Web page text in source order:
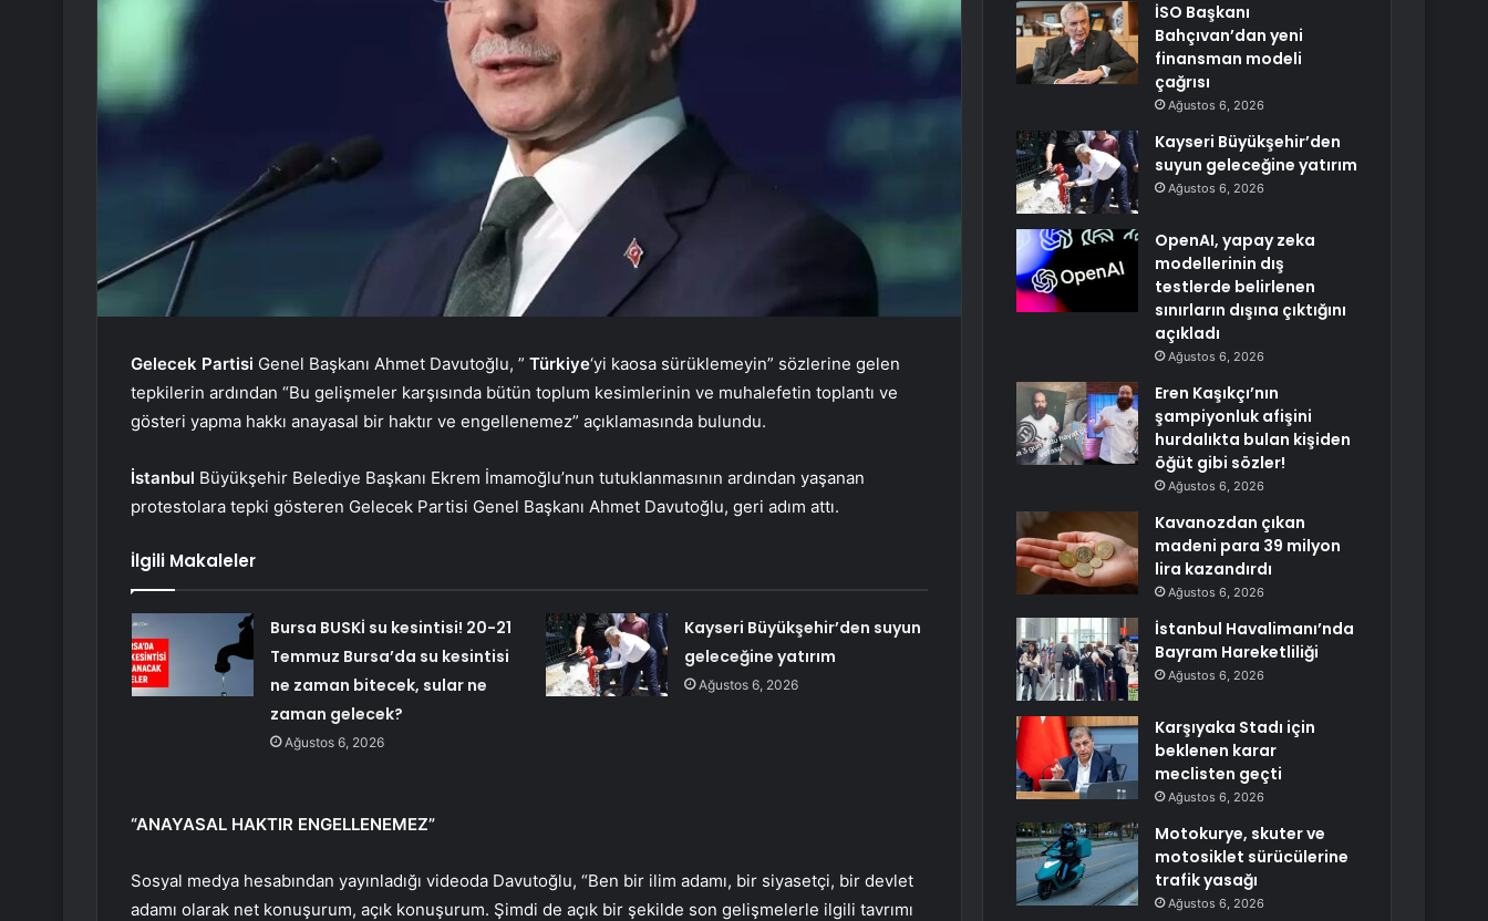
Gelecek Partisi Genel Başkanı Ahmet Davutoğlu, ” Türkiye‘yi kaosa sürüklemeyin” sözlerine gelen
tepkilerin ardından “Bu gelişmeler karşısında bütün toplum kesimlerinin ve muhalefetin toplantı ve
gösteri yapma hakkı anayasal bir haktır ve engellenemez” açıklamasında bulundu.
İstanbul Büyükşehir Belediye Başkanı Ekrem İmamoğlu’nun tutuklanmasının ardından yaşanan
protestolara tepki gösteren Gelecek Partisi Genel Başkanı Ahmet Davutoğlu, geri adım attı.
İlgili Makaleler
Bursa BUSKİ su kesintisi! 20-21
Temmuz Bursa’da su kesintisi
ne zaman bitecek, sular ne
zaman gelecek?
Ağustos 6, 2026
Kayseri Büyükşehir’den suyun
geleceğine yatırım
Ağustos 6, 2026
“ANAYASAL HAKTIR ENGELLENEMEZ”
Sosyal medya hesabından yayınladığı videoda Davutoğlu, “Ben bir ilim adamı, bir siyasetçi, bir devlet
adamı olarak net konuşurum, açık konuşurum. Şimdi de açık bir şekilde son gelişmelerle ilgili tavrımı
İSO Başkanı
Bahçıvan’dan yeni
finansman modeli
çağrısı
Ağustos 6, 2026
Kayseri Büyükşehir’den
suyun geleceğine yatırım
Ağustos 6, 2026
OpenAI, yapay zeka
modellerinin dış
testlerde belirlenen
sınırların dışına çıktığını
açıkladı
Ağustos 6, 2026
Eren Kaşıkçı’nın
şampiyonluk afişini
hurdalıkta bulan kişiden
öğüt gibi sözler!
Ağustos 6, 2026
Kavanozdan çıkan
madeni para 39 milyon
lira kazandırdı
Ağustos 6, 2026
İstanbul Havalimanı’nda
Bayram Hareketliliği
Ağustos 6, 2026
Karşıyaka Stadı için
beklenen karar
meclisten geçti
Ağustos 6, 2026
Motokurye, skuter ve
motosiklet sürücülerine
trafik yasağı
Ağustos 6, 2026